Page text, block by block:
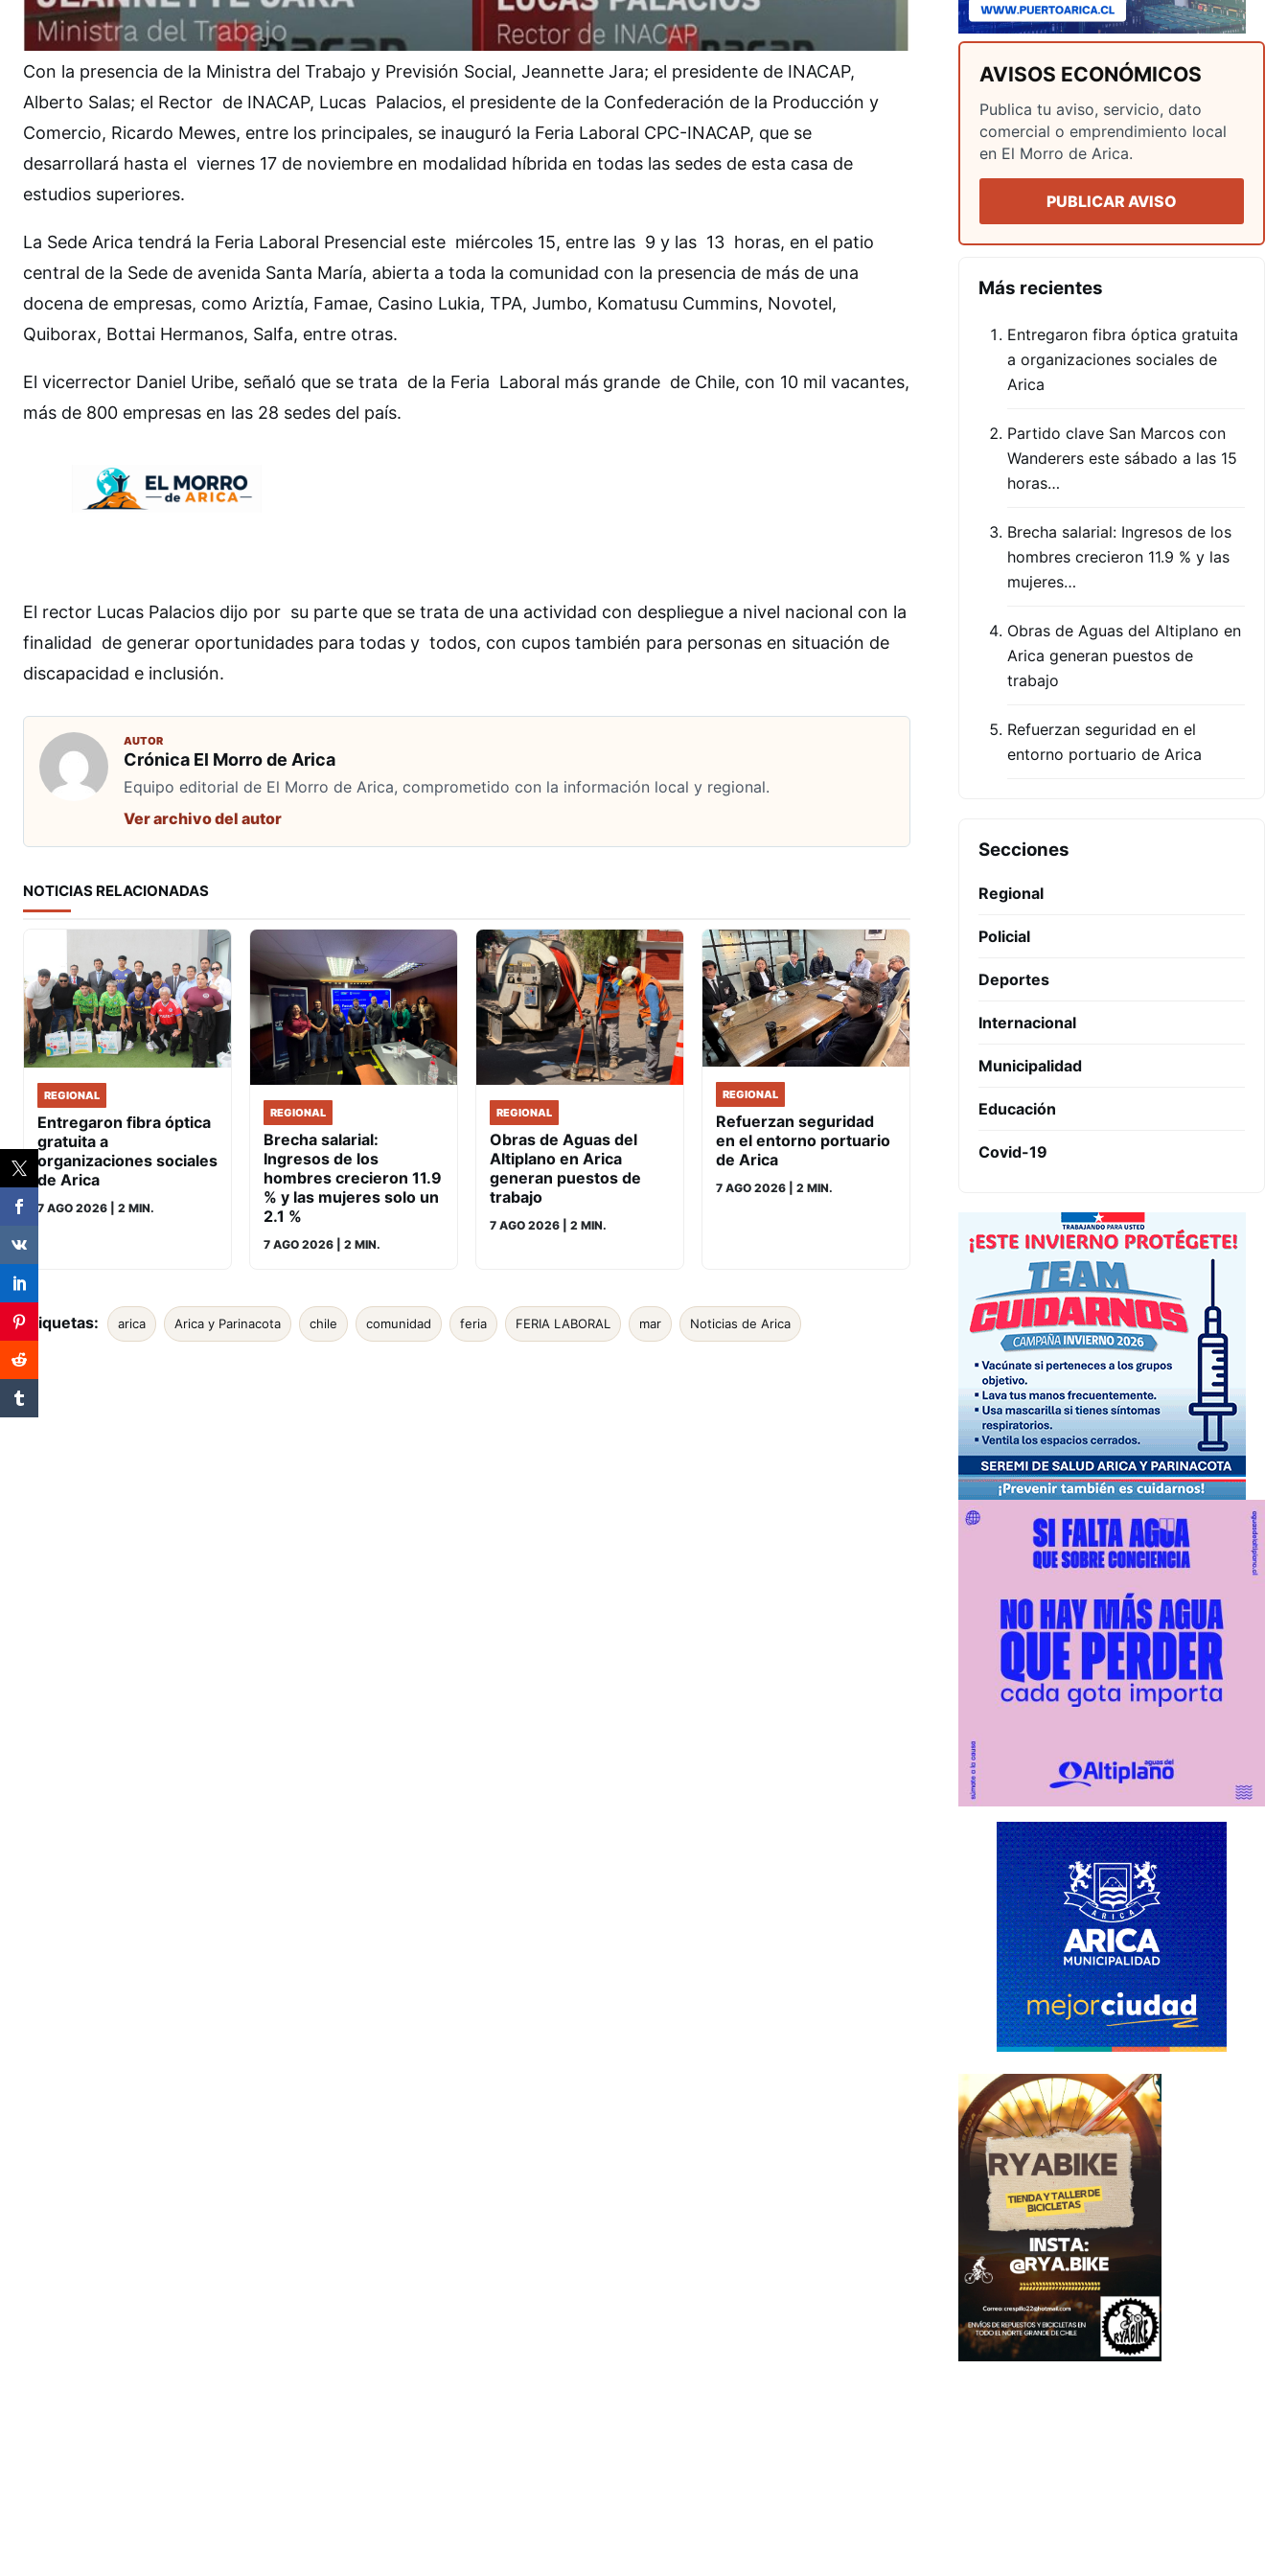
Con la presencia de la Ministra del Trabajo y Previsión Social, Jeannette Jara; el presidente de INACAP,
Alberto Salas; el Rector de INACAP, Lucas Palacios, el presidente de la Confederación de la Producción y
Comercio, Ricardo Mewes, entre los principales, se inauguró la Feria Laboral CPC-INACAP, que se
desarrollará hasta el viernes 17 de noviembre en modalidad híbrida en todas las sedes de esta casa de
estudios superiores.
La Sede Arica tendrá la Feria Laboral Presencial este miércoles 15, entre las 9 y las 13 horas, en el patio
central de la Sede de avenida Santa María, abierta a toda la comunidad con la presencia de más de una
docena de empresas, como Ariztía, Famae, Casino Lukia, TPA, Jumbo, Komatusu Cummins, Novotel,
Quiborax, Bottai Hermanos, Salfa, entre otras.
El vicerrector Daniel Uribe, señaló que se trata de la Feria Laboral más grande de Chile, con 10 mil vacantes,
más de 800 empresas en las 28 sedes del país.
El rector Lucas Palacios dijo por su parte que se trata de una actividad con despliegue a nivel nacional con la
finalidad de generar oportunidades para todas y todos, con cupos también para personas en situación de
discapacidad e inclusión.
AUTOR
Crónica El Morro de Arica
Equipo editorial de El Morro de Arica, comprometido con la información local y regional.
Ver archivo del autor
NOTICIAS RELACIONADAS
REGIONAL
Entregaron fibra óptica
gratuita a
organizaciones sociales
de Arica
7 AGO 2026 | 2 MIN.
REGIONAL
Brecha salarial:
Ingresos de los
hombres crecieron 11.9
% y las mujeres solo un
2.1 %
7 AGO 2026 | 2 MIN.
REGIONAL
Obras de Aguas del
Altiplano en Arica
generan puestos de
trabajo
7 AGO 2026 | 2 MIN.
REGIONAL
Refuerzan seguridad
en el entorno portuario
de Arica
7 AGO 2026 | 2 MIN.
Etiquetas: arica Arica y Parinacota chile comunidad feria FERIA LABORAL mar Noticias de Arica
AVISOS ECONÓMICOS
Publica tu aviso, servicio, dato
comercial o emprendimiento local
en El Morro de Arica.
PUBLICAR AVISO
Más recientes
Entregaron fibra óptica gratuita
a organizaciones sociales de
Arica
Partido clave San Marcos con
Wanderers este sábado a las 15
horas…
Brecha salarial: Ingresos de los
hombres crecieron 11.9 % y las
mujeres…
Obras de Aguas del Altiplano en
Arica generan puestos de
trabajo
Refuerzan seguridad en el
entorno portuario de Arica
Secciones
Regional
Policial
Deportes
Internacional
Municipalidad
Educación
Covid-19